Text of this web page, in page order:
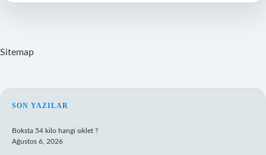
Yarar
Sitemap
SIDEBAR
SON YAZILAR
Boksta 54 kilo hangi sıklet ?
Ağustos 6, 2026